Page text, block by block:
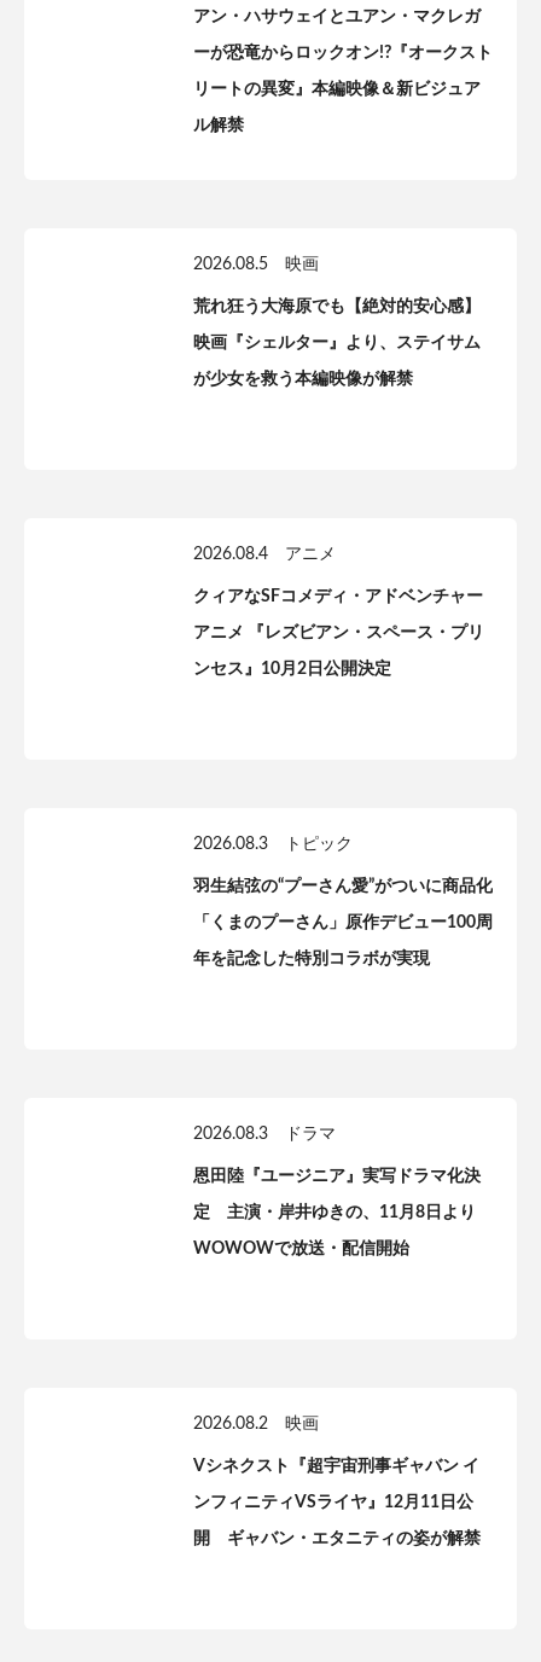
アン・ハサウェイとユアン・マクレガ
ーが恐竜からロックオン!?『オークスト
リートの異変』本編映像＆新ビジュア
ル解禁
2026.08.5 映画
荒れ狂う大海原でも【絶対的安心感】
映画『シェルター』より、ステイサム
が少女を救う本編映像が解禁
2026.08.4 アニメ
クィアなSFコメディ・アドベンチャー
アニメ 『レズビアン・スペース・プリ
ンセス』10月2日公開決定
2026.08.3 トピック
羽生結弦の“プーさん愛”がついに商品化
「くまのプーさん」原作デビュー100周
年を記念した特別コラボが実現
2026.08.3 ドラマ
恩田陸『ユージニア』実写ドラマ化決
定 主演・岸井ゆきの、11月8日より
WOWOWで放送・配信開始
2026.08.2 映画
Vシネクスト『超宇宙刑事ギャバン イ
ンフィニティVSライヤ』12月11日公
開 ギャバン・エタニティの姿が解禁